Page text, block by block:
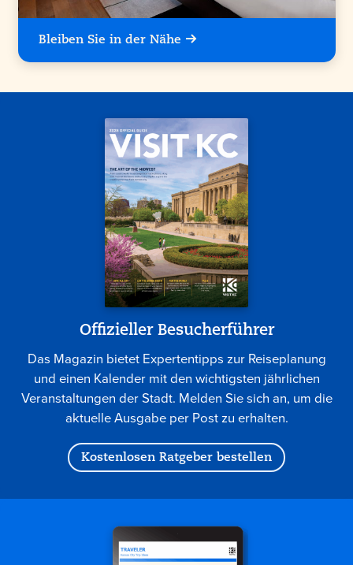
Bleiben Sie in der Nähe
Offizieller Besucherführer
Das Magazin bietet Expertentipps zur Reiseplanung
und einen Kalender mit den wichtigsten jährlichen
Veranstaltungen der Stadt. Melden Sie sich an, um die
aktuelle Ausgabe per Post zu erhalten.
Kostenlosen Ratgeber bestellen